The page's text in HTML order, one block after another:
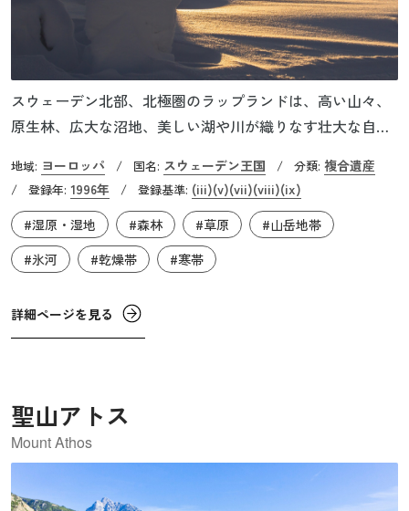
スウェーデン北部、北極圏のラップランドは、高い山々、
原生林、広大な沼地、美しい湖や川が織りなす壮大な自然
端に位置する4つの国立公園（パディエランタ、サーレ
ク、ストーラ・シェーファレット、ムッドゥス）と2つの国
立自然保護区（シャウンニャ、ストゥッバ）、スリチェル
マ氷河地帯、チューオルタ渓谷、ラパダーレ・デルタを含
む約9,400km2の地域は、氷河によって形成された自然環境
と、そこに暮らすサーメ（ラップ）人の文化が息づく地域
として、複合遺産に登録されています。
地域: ヨーロッパ / 国名: スウェーデン王国 / 分類: 複合遺産
/ 登録年: 1996年 / 登録基準: (iii)(v)(vii)(viii)(ix)
#湿原・湿地
#森林 #草原
#山岳地帯
#氷河
#乾燥帯 #寒帯
詳細ページを見る
聖山アトス
Mount Athos